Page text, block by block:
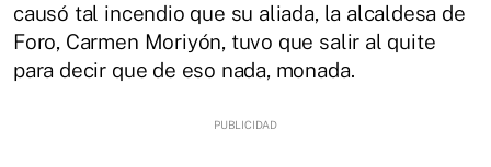
causó tal incendio que su aliada, la alcaldesa de
Foro, Carmen Moriyón, tuvo que salir al quite
para decir que de eso nada, monada.